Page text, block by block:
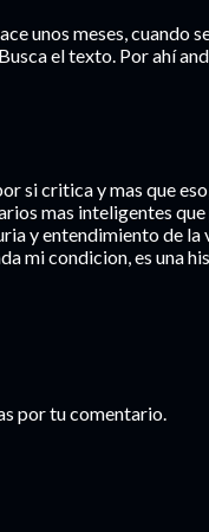
unos meses, cuando
el texto. Por ahí
si critica y mas que
mas inteligentes
y entendimiento de la
mi condicion, es una
por tu comentario.